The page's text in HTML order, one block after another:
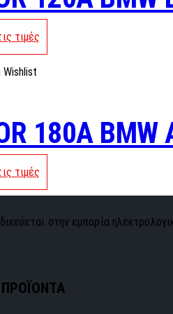
τιμές
180A BMW
τιμές
στην εμπορία